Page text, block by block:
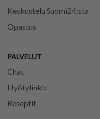
Keskustelu Suomi24:sta
Opastus
PALVELUT
Chat
Hyötylinkit
Reseptit